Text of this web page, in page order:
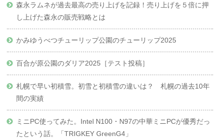
森永ラムネが過去最高の売り上げを記録！売り上げを５倍に押
し上げた森永の販売戦略とは
かみゆうべつチューリップ公園のチューリップ2025
百合が原公園のダリア2025［テスト投稿］
札幌で早い初積雪。初雪と初積雪の違いは？ 札幌の過去10年
間の実績
ミニPC使ってみた。Intel N100・N97の中華ミニPCが優秀だっ
たという話。「TRIGKEY GreenG4」